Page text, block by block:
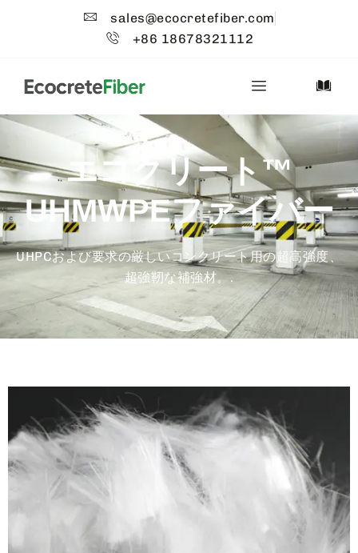
sales@ecocretefiber.com
+86 18678321112
エコクリート™
UHMWPEファイバー
UHPCおよび要求の厳しいコンクリート用の超高強度、
超強靭な補強材。.